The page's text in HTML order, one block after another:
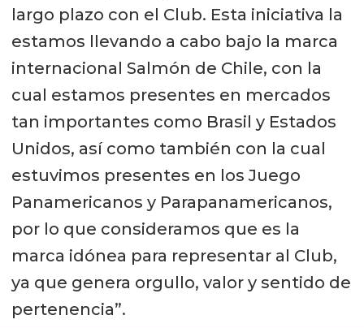
largo plazo con el Club. Esta iniciativa la
estamos llevando a cabo bajo la marca
internacional Salmón de Chile, con la
cual estamos presentes en mercados
tan importantes como Brasil y Estados
Unidos, así como también con la cual
estuvimos presentes en los Juego
Panamericanos y Parapanamericanos,
por lo que consideramos que es la
marca idónea para representar al Club,
ya que genera orgullo, valor y sentido de
pertenencia”.